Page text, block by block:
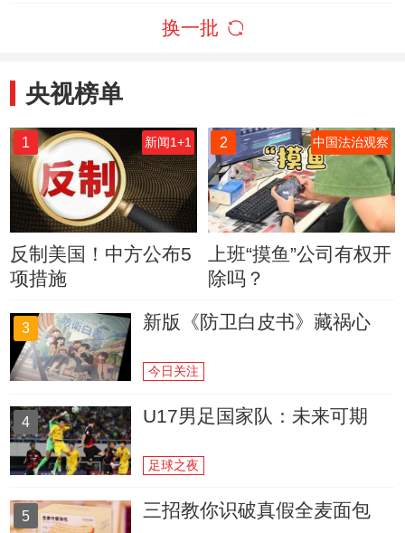
换一批
央视榜单
1 新闻1+1
反制美国！中方公布5
项措施
2 中国法治观察
上班“摸鱼”公司有权开
除吗？
3 新版《防卫白皮书》藏祸心
今日关注
4 U17男足国家队：未来可期
足球之夜
5 三招教你识破真假全麦面包